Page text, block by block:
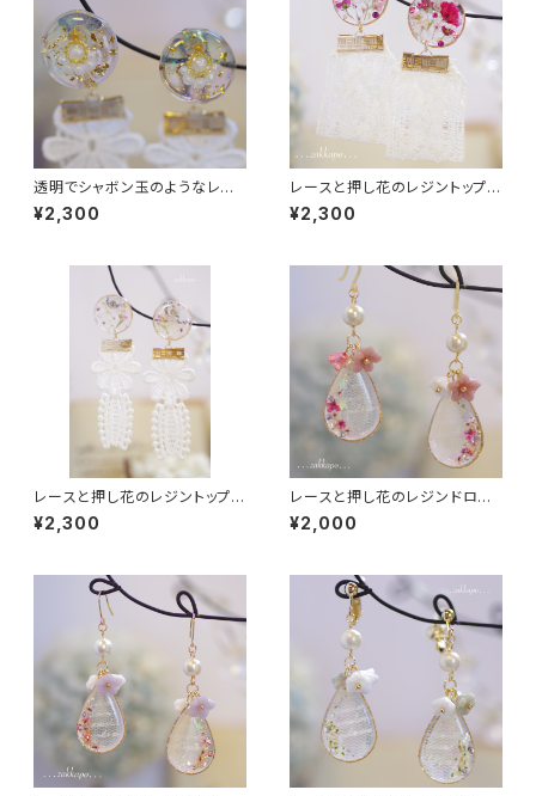
透明でシャボン玉のようなレジ
ントップイヤリング
¥2,300
レースと押し花のレジントップピ
アス
¥2,300
レースと押し花のレジントップピ
アス
¥2,300
レースと押し花のレジンドロッ
プ耳飾り
¥2,000